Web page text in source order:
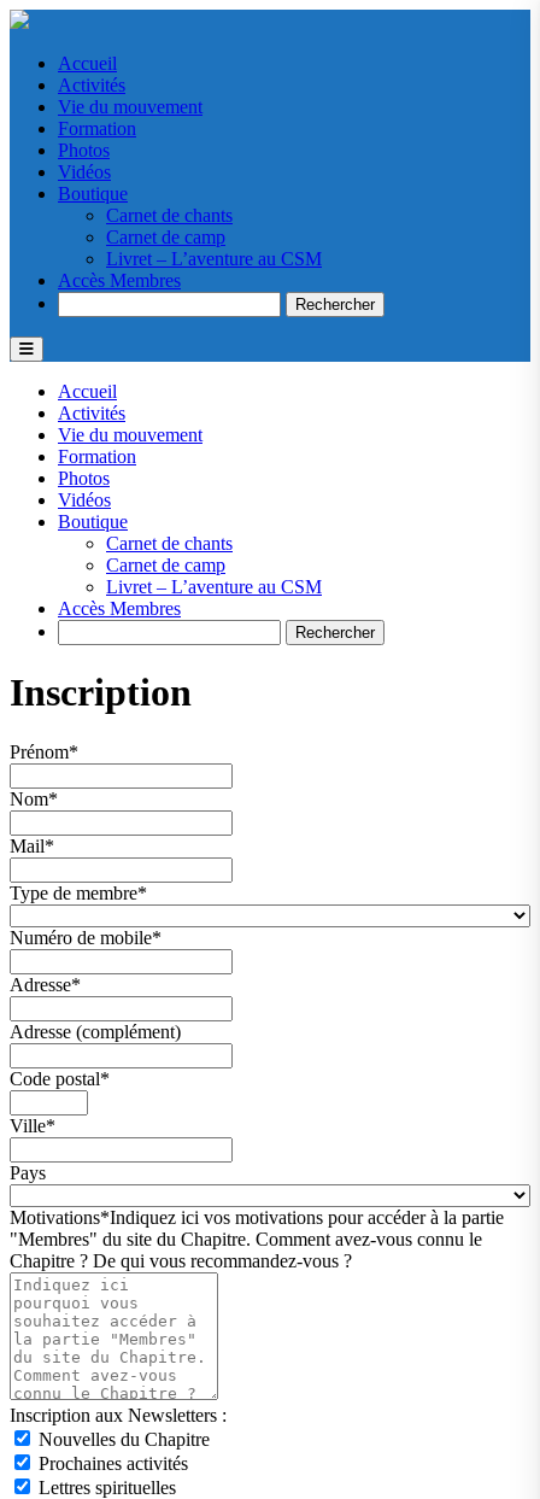
Accueil
Activités
Vie du mouvement
Formation
Photos
Vidéos
Boutique
Carnet de chants
Carnet de camp
Livret – L’aventure au CSM
Accès Membres
Accueil
Activités
Vie du mouvement
Formation
Photos
Vidéos
Boutique
Carnet de chants
Carnet de camp
Livret – L’aventure au CSM
Accès Membres
Inscription
Prénom*
Nom*
Mail*
Type de membre*
Numéro de mobile*
Adresse*
Adresse (complément)
Code postal*
Ville*
Pays
Motivations*Indiquez ici vos motivations pour accéder à la partie
"Membres" du site du Chapitre. Comment avez-vous connu le
Chapitre ? De qui vous recommandez-vous ?
Inscription aux Newsletters :
Nouvelles du Chapitre
Prochaines activités
Lettres spirituelles